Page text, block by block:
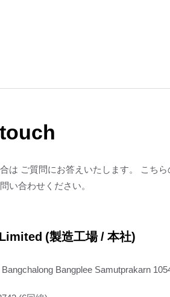
は ご質問にお答えいたします。 こち
い合わせください。
(製造工場 / 本社)
Bangplee Samutprakarn